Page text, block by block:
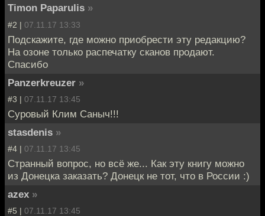
Timon Paparulis »
#2 | 07.11.17 13:33
Подскажите, где можно приобрести эту редакцию?
На озоне только распечатку сканов продают.
Спасибо
Panzerkreuzer »
#3 | 07.11.17 13:45
Суровый Клим Саныч!!!
stasdenis »
#4 | 07.11.17 13:45
Странный вопрос, но всё же... Как эту книгу можно
из Донецка заказать? Донецк не тот, что в России :)
azex »
#5 | 07.11.17 13:45